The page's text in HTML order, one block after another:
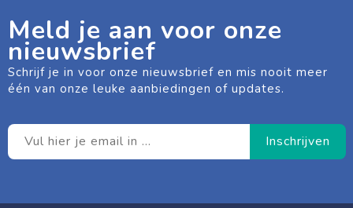
Meld je aan voor onze
nieuwsbrief
Schrijf je in voor onze nieuwsbrief en mis nooit meer
één van onze leuke aanbiedingen of updates.